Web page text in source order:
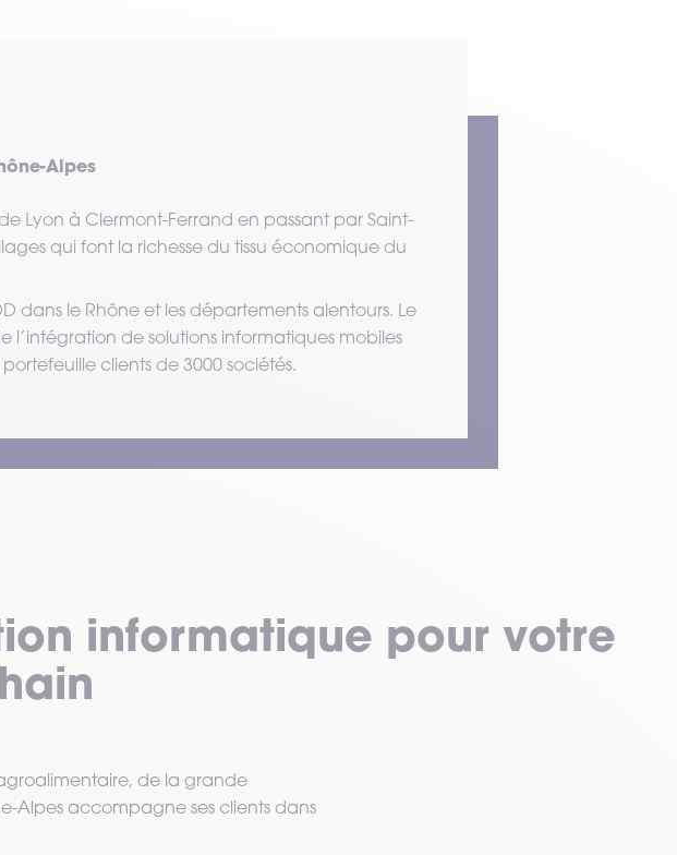
Alpes
Lyon à Clermont-Ferrand en passant par Saint-
qui font la richesse du tissu économique du
dans le Rhône et les départements alentours. Le
l’intégration de solutions informatiques mobiles
clients de 3000 sociétés.
informatique pour votre
de la grande
Alpes accompagne ses clients dans